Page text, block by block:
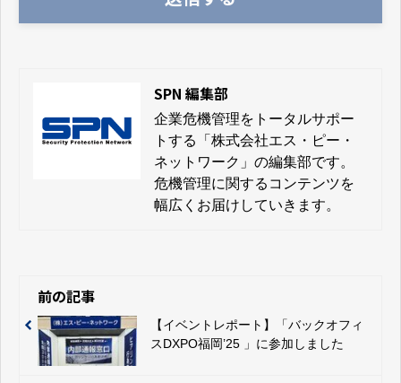
SPN 編集部
企業危機管理をトータルサポー
トする「株式会社エス・ピー・
ネットワーク」の編集部です。
危機管理に関するコンテンツを
幅広くお届けしていきます。
前の記事
【イベントレポート】「バックオフィ
スDXPO福岡’25 」に参加しました